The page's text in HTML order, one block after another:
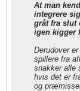
At man
integrere
gråt fra slut
igen kigger
Derudover
spillere fra
snakker alle
hvis det er
og